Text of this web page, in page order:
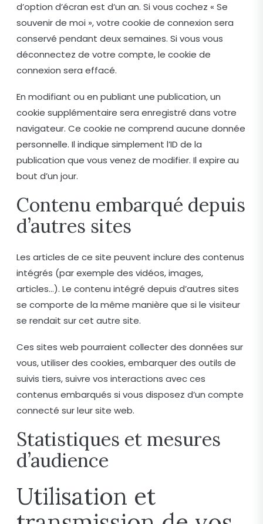
d’option d’écran est d’un an. Si vous cochez « Se
souvenir de moi », votre cookie de connexion sera
conservé pendant deux semaines. Si vous vous
déconnectez de votre compte, le cookie de
connexion sera effacé.
En modifiant ou en publiant une publication, un
cookie supplémentaire sera enregistré dans votre
navigateur. Ce cookie ne comprend aucune donnée
personnelle. Il indique simplement l’ID de la
publication que vous venez de modifier. Il expire au
bout d’un jour.
Contenu embarqué depuis
d’autres sites
Les articles de ce site peuvent inclure des contenus
intégrés (par exemple des vidéos, images,
articles…). Le contenu intégré depuis d’autres sites
se comporte de la même manière que si le visiteur
se rendait sur cet autre site.
Ces sites web pourraient collecter des données sur
vous, utiliser des cookies, embarquer des outils de
suivis tiers, suivre vos interactions avec ces
contenus embarqués si vous disposez d’un compte
connecté sur leur site web.
Statistiques et mesures
d’audience
Utilisation et